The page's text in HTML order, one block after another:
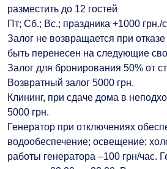
разместить до 12 гостей
Пт; Сб.; Вс.; праздника +1000 грн./
Залог не возвращается при
быть перенесен на следующие
Залог для бронирования 50% от
Возвратный залог 5000 грн.
Клининг, при сдаче дома в
5000 грн.
Генератор при отключениях
водообеспечение; освещение;
работы генератора –100 грн/час.